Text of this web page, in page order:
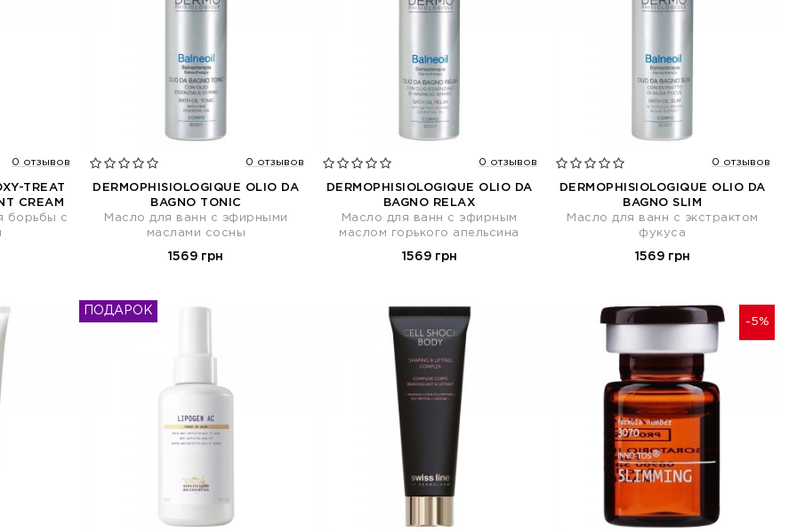
0 отзывов
TREAT
CREAM
борьбы с
0 отзывов
DERMOPHISIOLOGIQUE OLIO DA
BAGNO TONIC
Масло для ванн с эфирными
маслами сосны
1569 грн
0 отзывов
DERMOPHISIOLOGIQUE OLIO DA
BAGNO RELAX
Масло для ванн с эфирным
маслом горького апельсина
1569 грн
0 отзывов
DERMOPHISIOLOGIQUE OLIO DA
BAGNO SLIM
Масло для ванн с экстрактом
фукуса
1569 грн
ПОДАРОК
-5%